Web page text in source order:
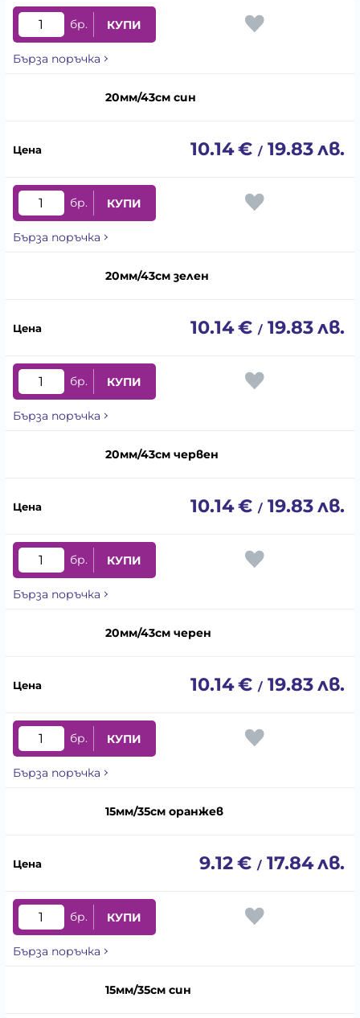
бр. КУПИ
Бърза поръчка
20мм/43см син
10.14€ / 19.83лв.
бр. КУПИ
Бърза поръчка
20мм/43см зелен
10.14€ / 19.83лв.
бр. КУПИ
Бърза поръчка
20мм/43см червен
10.14€ / 19.83лв.
бр. КУПИ
Бърза поръчка
20мм/43см черен
10.14€ / 19.83лв.
бр. КУПИ
Бърза поръчка
15мм/35см оранжев
9.12€ / 17.84лв.
бр. КУПИ
Бърза поръчка
15мм/35см син